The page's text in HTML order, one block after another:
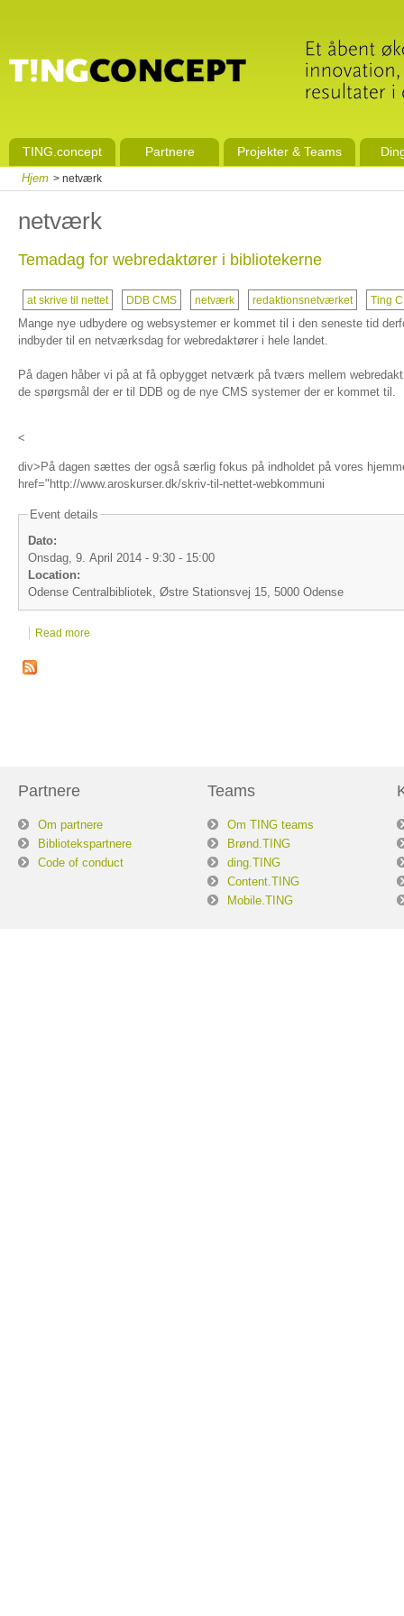
TING.concept Partnere Projekter & Teams
Hjem > netværk
netværk
Temadag for webredaktører i bibliotekerne
at skrive til nettet DDB CMS netværk redaktionsnetværket Ting
Mange nye udbydere og websystemer er kommet til i den seneste tid
indbyder til en netværksdag for webredaktører i hele landet.
På dagen håber vi på at få opbygget netværk på tværs mellem
de spørgsmål der er til DDB og de nye CMS systemer der er kommet til.
<
div>På dagen sættes der også særlig fokus på indholdet på vores
href="http://www.aroskurser.dk/skriv-til-nettet-webkommuni
Event details
Dato:
Onsdag, 9. April 2014 - 9:30 - 15:00
Location:
Odense Centralbibliotek, Østre Stationsvej 15, 5000 Odense
Read more
Partnere
Om partnere
Bibliotekspartnere
Code of conduct
Teams
Om TING teams
Brønd.TING
ding.TING
Content.TING
Mobile.TING